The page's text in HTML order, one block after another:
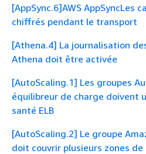
[AppSync.6]AWS AppSyncLes
chiffrés pendant le transport
[Athena.4] La journalisation
Athena doit être activée
[AutoScaling.1] Les groupes
équilibreur de charge doivent
santé ELB
[AutoScaling.2] Le groupe
doit couvrir plusieurs zones